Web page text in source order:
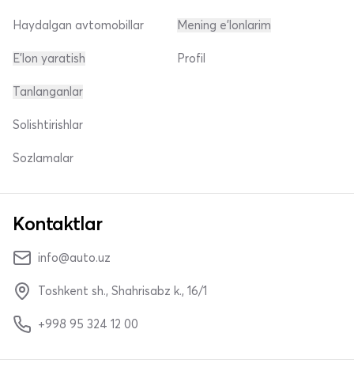
Haydalgan avtomobillar
E'lon yaratish
Mening e'lonlarim
Profil
Tanlanganlar
Solishtirishlar
Sozlamalar
Kontaktlar
info@auto.uz
Toshkent sh., Shahrisabz k., 16/1
+998 95 324 12 00